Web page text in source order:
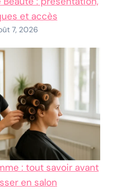
et accès
7, 2026
: tout savoir avant
en salon